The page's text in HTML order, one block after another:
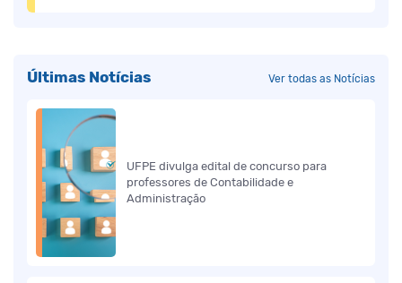
Últimas Notícias Ver todas as Notícias
UFPE divulga edital de concurso para
professores de Contabilidade e
Administração